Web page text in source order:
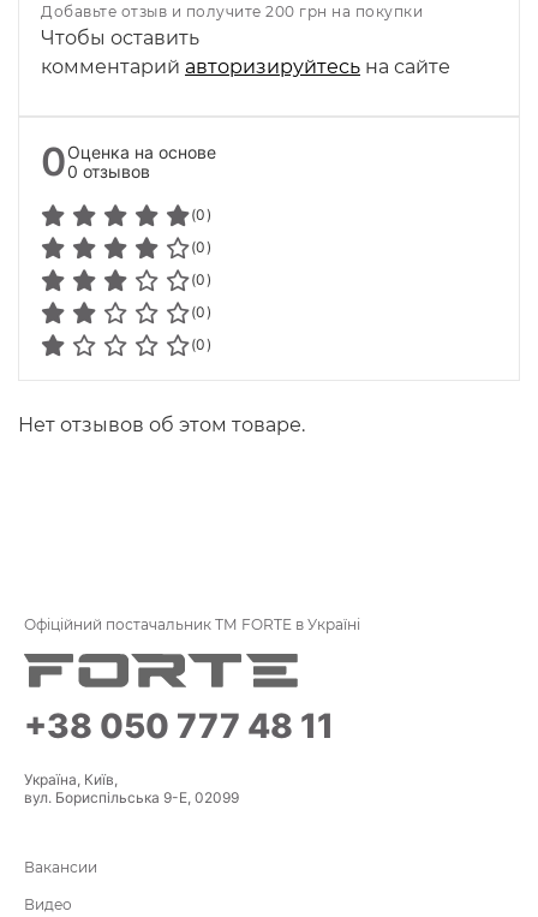
Добавьте отзыв и получите 200 грн на покупки
Чтобы оставить
комментарий авторизируйтесь на сайте
0Оценка на основе
0 отзывов
(0)
(0)
(0)
(0)
(0)
Нет отзывов об этом товаре.
Офіційний постачальник ТМ FORTE в Україні
+38 050 777 48 11
Україна, Київ,
вул. Бориспільська 9-Е, 02099
Вакансии
Видео